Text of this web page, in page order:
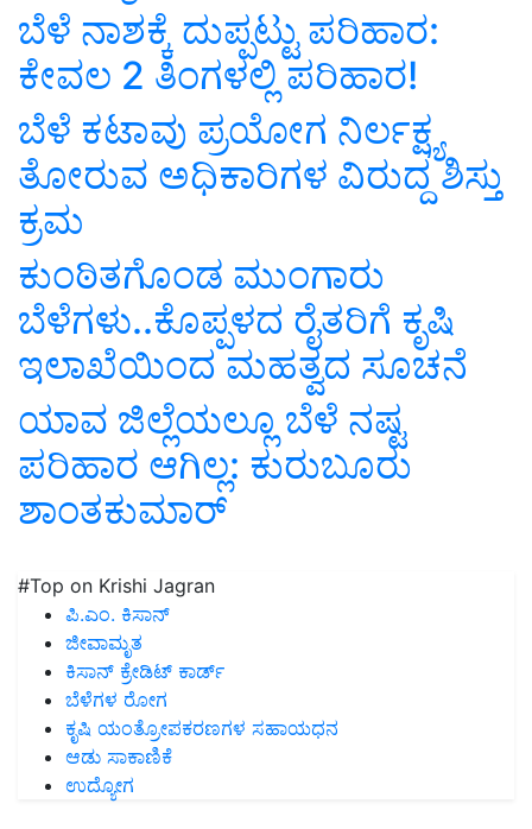
ಬೆಳೆ ನಾಶಕ್ಕೆ ದುಪ್ಪಟ್ಟು ಪರಿಹಾರ:
ಕೇವಲ 2 ತಿಂಗಳಲ್ಲಿ ಪರಿಹಾರ!
ಬೆಳೆ ಕಟಾವು ಪ್ರಯೋಗ ನಿರ್ಲಕ್ಷ್ಯ
ತೋರುವ ಅಧಿಕಾರಿಗಳ ವಿರುದ್ದ ಶಿಸ್ತು
ಕ್ರಮ
ಕುಂಠಿತಗೊಂಡ ಮುಂಗಾರು
ಬೆಳೆಗಳು..ಕೊಪ್ಪಳದ ರೈತರಿಗೆ ಕೃಷಿ
ಇಲಾಖೆಯಿಂದ ಮಹತ್ವದ ಸೂಚನೆ
ಯಾವ ಜಿಲ್ಲೆಯಲ್ಲೂ ಬೆಳೆ ನಷ್ಟ
ಪರಿಹಾರ ಆಗಿಲ್ಲ: ಕುರುಬೂರು
ಶಾಂತಕುಮಾರ್‌
#Top on Krishi Jagran
ಪಿ.ಎಂ. ಕಿಸಾನ್
ಜೀವಾಮೃತ
ಕಿಸಾನ್ ಕ್ರೇಡಿಟ್ ಕಾರ್ಡ್
ಬೆಳೆಗಳ ರೋಗ
ಕೃಷಿ ಯಂತ್ರೋಪಕರಣಗಳ ಸಹಾಯಧನ
ಆಡು ಸಾಕಾಣಿಕೆ
ಉದ್ಯೋಗ